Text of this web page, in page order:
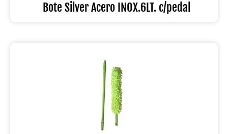
Bote Silver Acero INOX.6LT. c/pedal